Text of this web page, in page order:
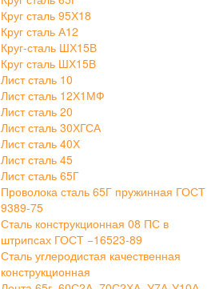
Круг сталь 95Х18
Круг сталь А12
Круг-сталь ШХ15В
Круг сталь ШХ15В
Лист сталь 10
Лист сталь 12Х1МФ
Лист сталь 20
Лист сталь 30ХГСА
Лист сталь 40Х
Лист сталь 45
Лист сталь 65Г
Проволока сталь 65Г пружинная ГОСТ
9389-75
Сталь конструкционная 08 ПС в
штрипсах ГОСТ −16523-89
Сталь углеродистая качественная
конструкционная